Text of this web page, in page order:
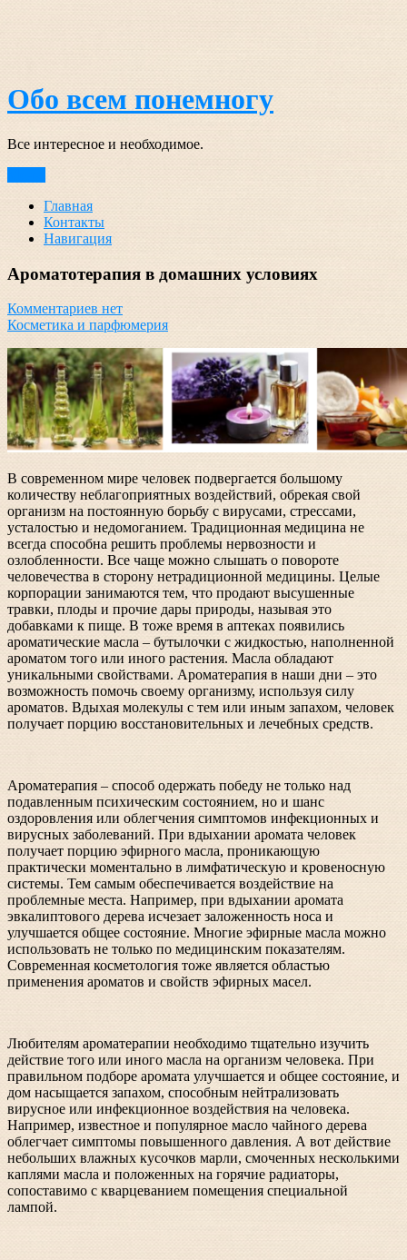
Обо всем понемногу
Все интересное и необходимое.
Главная
Контакты
Навигация
Ароматотерапия в домашних условиях
Комментариев нет
Косметика и парфюмерия
В современном мире человек подвергается большому
количеству неблагоприятных воздействий, обрекая свой
организм на постоянную борьбу с вирусами, стрессами,
усталостью и недомоганием. Традиционная медицина не
всегда способна решить проблемы нервозности и
озлобленности. Все чаще можно слышать о повороте
человечества в сторону нетрадиционной медицины. Целые
корпорации занимаются тем, что продают высушенные
травки, плоды и прочие дары природы, называя это
добавками к пище. В тоже время в аптеках появились
ароматические масла – бутылочки с жидкостью, наполненной
ароматом того или иного растения. Масла обладают
уникальными свойствами. Ароматерапия в наши дни – это
возможность помочь своему организму, используя силу
ароматов. Вдыхая молекулы с тем или иным запахом, человек
получает порцию восстановительных и лечебных средств.
Ароматерапия – способ одержать победу не только над
подавленным психическим состоянием, но и шанс
оздоровления или облегчения симптомов инфекционных и
вирусных заболеваний. При вдыхании аромата человек
получает порцию эфирного масла, проникающую
практически моментально в лимфатическую и кровеносную
системы. Тем самым обеспечивается воздействие на
проблемные места. Например, при вдыхании аромата
эвкалиптового дерева исчезает заложенность носа и
улучшается общее состояние. Многие эфирные масла можно
использовать не только по медицинским показателям.
Современная косметология тоже является областью
применения ароматов и свойств эфирных масел.
Любителям ароматерапии необходимо тщательно изучить
действие того или иного масла на организм человека. При
правильном подборе аромата улучшается и общее состояние, и
дом насыщается запахом, способным нейтрализовать
вирусное или инфекционное воздействия на человека.
Например, известное и популярное масло чайного дерева
облегчает симптомы повышенного давления. А вот действие
небольших влажных кусочков марли, смоченных несколькими
каплями масла и положенных на горячие радиаторы,
сопоставимо с кварцеванием помещения специальной
лампой.